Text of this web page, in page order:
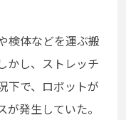
検体などを運ぶ搬
かし、ストレッチ
下で、ロボットが
発生していた。